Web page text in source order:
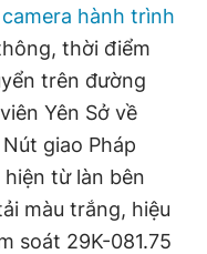
chấp thuận bằng văn
camera hành trình
thời điểm
trên đường
Yên Sở về
giao Pháp
từ làn bên
màu trắng, hiệu
soát 29K-081.75